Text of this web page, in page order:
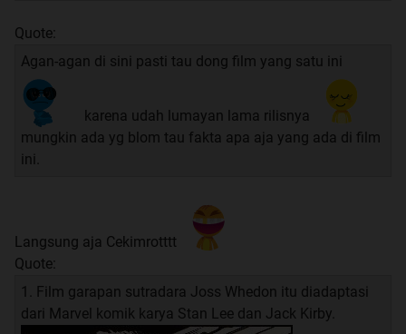
Quote:
Agan-agan di sini pasti tau dong film yang satu ini
karena udah lumayan lama rilisnya
mungkin ada yg blom tau fakta apa aja yang ada di film
ini.
Langsung aja Cekimrotttt
Quote:
1. Film garapan sutradara Joss Whedon itu diadaptasi
dari Marvel komik karya Stan Lee dan Jack Kirby.